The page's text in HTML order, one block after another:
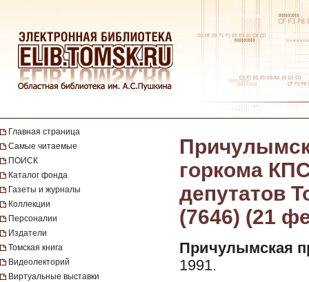
Главная страница
Самые читаемые
ПОИСК
Каталог фонда
Газеты и журналы
Коллекции
Персоналии
Издатели
Томская книга
Видеолекторий
Виртуальные выставки
горкома
депутатов
(7646) (21
Причулымская
1991.